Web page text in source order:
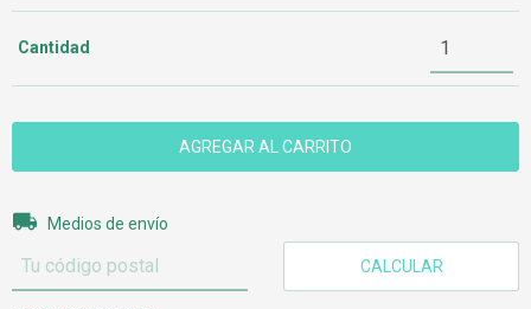
Cantidad
Entregas para el CP:
Medios de envío
CALCULAR